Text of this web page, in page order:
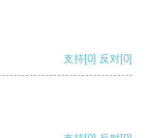
支持[0] 反对[0]